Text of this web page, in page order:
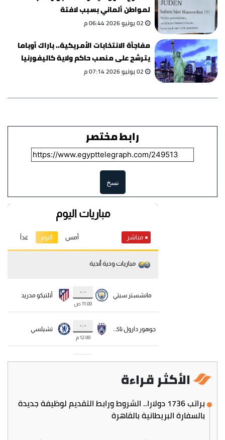
لمواطن ألماني بسبب لافتة
02 يونيو 2026 06:44 م
مفاجأة الانتخابات الأمريكية.. باراك أوباما
يترشح على منصب حاكم ولاية كاليفورنيا
02 يونيو 2026 07:14 م
رابط مختصر
نسخ
الأكثر قراءة
براتب 1736 دولارا.. الشروط ورابط التقديم لوظيفة جديدة
بالسفارة البريطانية بالقاهرة